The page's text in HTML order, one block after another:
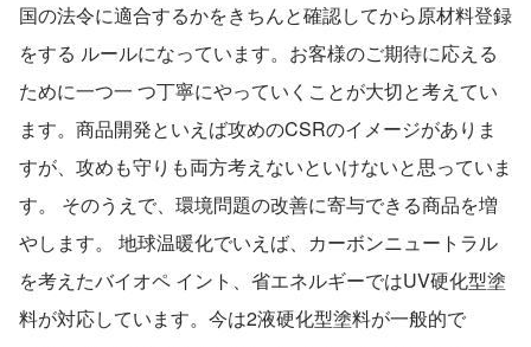
国の法令に適合するかをきちんと確認してから原材料登録
をする ルールになっています。お客様のご期待に応える
ために一つ一 つ丁寧にやっていくことが大切と考えてい
ます。商品開発といえば攻めのCSRのイメージがありま
すが、攻めも守りも両方考えないといけないと思っていま
す。 そのうえで、環境問題の改善に寄与できる商品を増
やします。 地球温暖化でいえば、カーボンニュートラル
を考えたバイオペ イント、省エネルギーではUV硬化型塗
料が対応しています。今は2液硬化型塗料が一般的で